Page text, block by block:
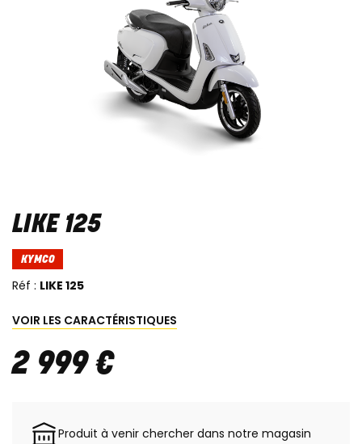
LIKE 125
KYMCO
Réf : LIKE 125
VOIR LES CARACTÉRISTIQUES
2 999€
Produit à venir chercher dans notre magasin